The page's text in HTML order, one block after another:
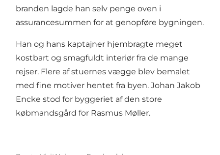
branden lagde han selv penge oven i
assurancesummen for at genopføre bygningen.
Han og hans kaptajner hjembragte meget
kostbart og smagfuldt interiør fra de mange
rejser. Flere af stuernes vægge blev bemalet
med fine motiver hentet fra byen. Johan Jakob
Encke stod for byggeriet af den store
købmandsgård for Rasmus Møller.